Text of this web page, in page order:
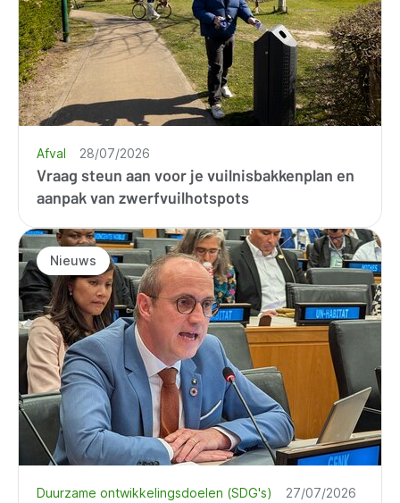
Vraag steun aan voor je vuilnisbakkenplan en
aanpak van zwerfvuilhotspots
Afval 28/07/2026
Nieuws
Duurzame ontwikkelingsdoelen (SDG's) 27/07/2026